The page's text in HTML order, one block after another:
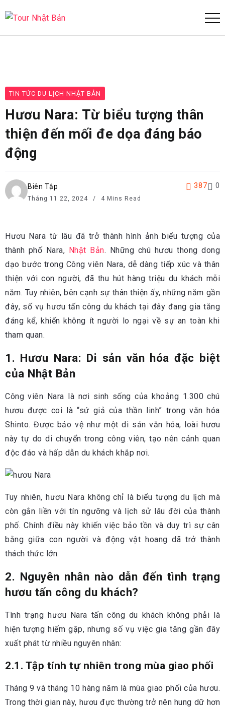
TIN TỨC DU LỊCH NHẬT BẢN
Hươu Nara: Từ biểu tượng thân
thiện đến mối đe dọa đáng báo
động
Biên Tập
Tháng 11 22, 2024 4 Mins Read
387 0
Hươu Nara từ lâu đã trở thành hình ảnh biểu tượng của
thành phố Nara, Nhật Bản. Những chú hươu thong dong
dạo bước trong Công viên Nara, dễ dàng tiếp xúc và thân
thiện với con người, đã thu hút hàng triệu du khách mỗi
năm. Tuy nhiên, bên cạnh sự thân thiện ấy, những năm gần
đây, số vụ hươu tấn công du khách tại đây đang gia tăng
đáng kể, khiến không ít người lo ngại về sự an toàn khi
tham quan.
1. Hươu Nara: Di sản văn hóa đặc biệt
của Nhật Bản
Công viên Nara là nơi sinh sống của khoảng 1.300 chú
hươu được coi là “sứ giả của thần linh” trong văn hóa
Shinto. Được bảo vệ như một di sản văn hóa, loài hươu
này tự do di chuyển trong công viên, tạo nên cảnh quan
độc đáo và hấp dẫn du khách khắp nơi.
Tuy nhiên, hươu Nara không chỉ là biểu tượng du lịch mà
còn gắn liền với tín ngưỡng và lịch sử lâu đời của thành
phố. Chính điều này khiến việc bảo tồn và duy trì sự cân
bằng giữa con người và động vật hoang dã trở thành
thách thức lớn.
2. Nguyên nhân nào dẫn đến tình trạng
hươu tấn công du khách?
Tình trạng hươu Nara tấn công du khách không phải là
hiện tượng hiếm gặp, nhưng số vụ việc gia tăng gần đây
xuất phát từ nhiều nguyên nhân:
2.1. Tập tính tự nhiên trong mùa giao phối
Tháng 9 và tháng 10 hàng năm là mùa giao phối của hươu.
Trong thời gian này, hươu đực thường trở nên hung dữ hơn